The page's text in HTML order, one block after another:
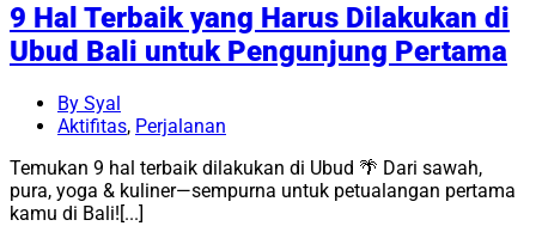
9 Hal Terbaik yang Harus Dilakukan di
Ubud Bali untuk Pengunjung Pertama
By Syal
Aktifitas, Perjalanan
Temukan 9 hal terbaik dilakukan di Ubud 🌴 Dari sawah,
pura, yoga & kuliner—sempurna untuk petualangan pertama
kamu di Bali![...]